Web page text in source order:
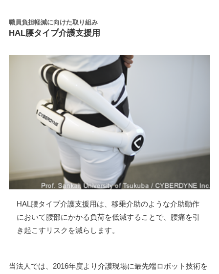
職員負担軽減に向けた取り組み
HAL腰タイプ介護支援用
HAL腰タイプ介護支援用は、移乗介助のような介助動作
において腰部にかかる負荷を低減することで、腰痛を引
き起こすリスクを減らします。
当法人では、2016年度より介護現場に最先端ロボット技術を